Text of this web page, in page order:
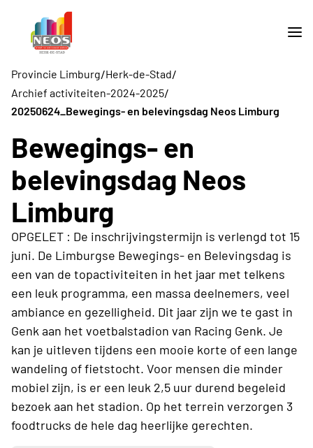
Provincie Limburg/Herk-de-Stad/
Archief activiteiten-2024-2025/
20250624_Bewegings- en belevingsdag Neos Limburg
Bewegings- en
belevingsdag Neos
Limburg
OPGELET : De inschrijvingstermijn is verlengd tot 15
juni. De Limburgse Bewegings- en Belevingsdag is
een van de topactiviteiten in het jaar met telkens
een leuk programma, een massa deelnemers, veel
ambiance en gezelligheid. Dit jaar zijn we te gast in
Genk aan het voetbalstadion van Racing Genk. Je
kan je uitleven tijdens een mooie korte of een lange
wandeling of fietstocht. Voor mensen die minder
mobiel zijn, is er een leuk 2,5 uur durend begeleid
bezoek aan het stadion. Op het terrein verzorgen 3
foodtrucks de hele dag heerlijke gerechten.